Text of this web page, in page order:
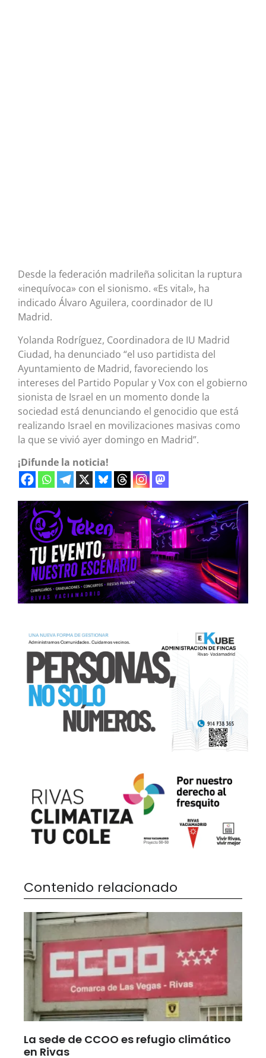
Desde la federación madrileña solicitan la ruptura
«inequívoca» con el sionismo. «Es vital», ha
indicado Álvaro Aguilera, coordinador de IU
Madrid.
Yolanda Rodríguez, Coordinadora de IU Madrid
Ciudad, ha denunciado “el uso partidista del
Ayuntamiento de Madrid, favoreciendo los
intereses del Partido Popular y Vox con el gobierno
sionista de Israel en un momento donde la
sociedad está denunciando el genocidio que está
realizando Israel en movilizaciones masivas como
la que se vivió ayer domingo en Madrid”.
¡Difunde la noticia!
Contenido relacionado
La sede de CCOO es refugio climático
en Rivas